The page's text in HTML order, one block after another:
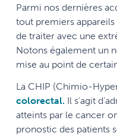
Parmi nos dernières
tout premiers
de traiter avec une
Notons également un
mise au point de
La CHIP (Chimio-
colorectal. Il s’agit
atteints par le cancer
pronostic des patients